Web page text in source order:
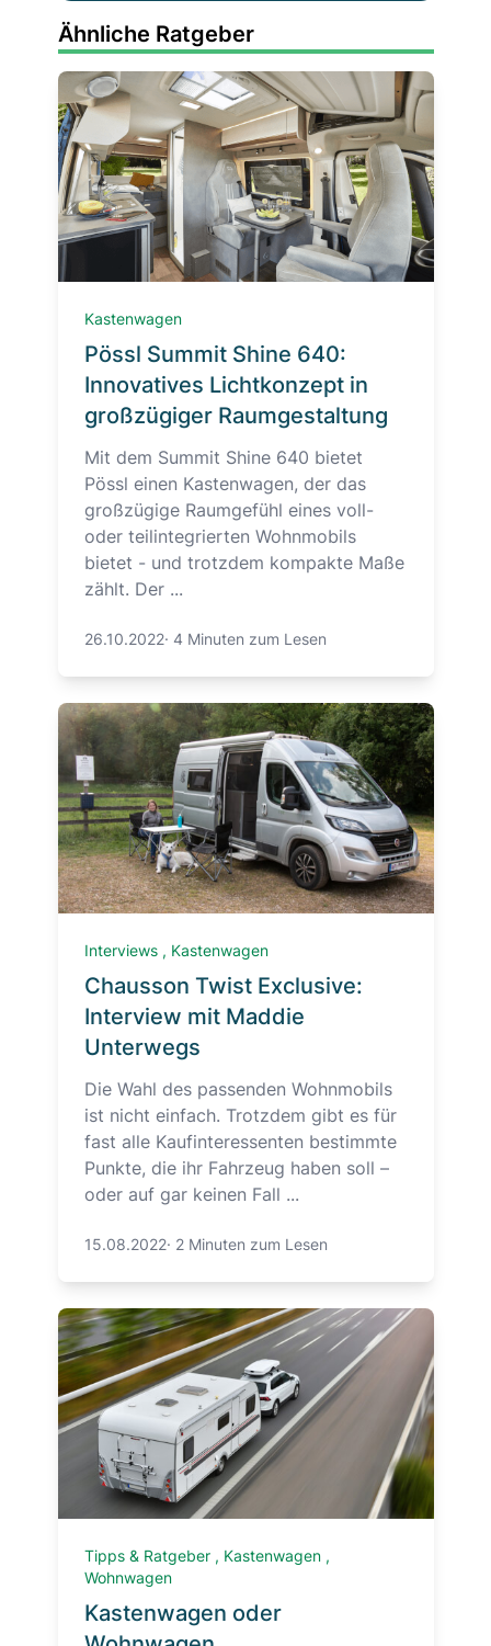
Ähnliche Ratgeber
Kastenwagen
Pössl Summit Shine 640:
Innovatives Lichtkonzept in
großzügiger Raumgestaltung
Mit dem Summit Shine 640 bietet
Pössl einen Kastenwagen, der das
großzügige Raumgefühl eines voll-
oder teilintegrierten Wohnmobils
bietet - und trotzdem kompakte Maße
zählt. Der ...
26.10.2022· 4 Minuten zum Lesen
Interviews , Kastenwagen
Chausson Twist Exclusive:
Interview mit Maddie
Unterwegs
Die Wahl des passenden Wohnmobils
ist nicht einfach. Trotzdem gibt es für
fast alle Kaufinteressenten bestimmte
Punkte, die ihr Fahrzeug haben soll –
oder auf gar keinen Fall ...
15.08.2022· 2 Minuten zum Lesen
Tipps & Ratgeber , Kastenwagen ,
Wohnwagen
Kastenwagen oder